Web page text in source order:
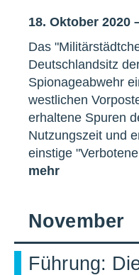
18. Oktober 2020
Das
Deutschlandsitz
Spionageabwehr
westlichen
erhaltene Spuren
Nutzungszeit und
einstige
mehr
November
Führung: